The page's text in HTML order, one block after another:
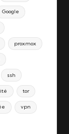
Google
proxmox
ssh
tor
vpn